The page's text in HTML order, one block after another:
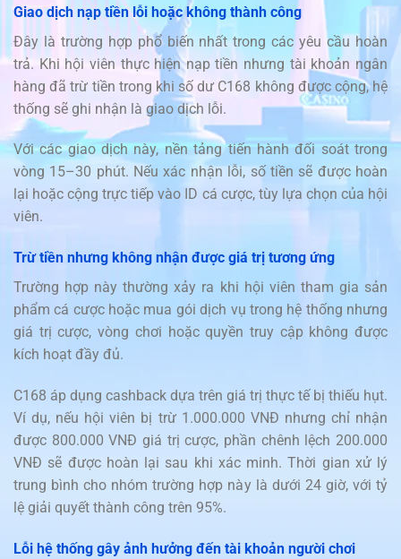
Giao dịch nạp tiền lỗi hoặc không thành công
Đây là trường hợp phổ biến nhất trong các yêu cầu hoàn
trả. Khi hội viên thực hiện nạp tiền nhưng tài khoản ngân
hàng đã trừ tiền trong khi số dư C168 không được cộng, hệ
thống sẽ ghi nhận là giao dịch lỗi.
Với các giao dịch này, nền tảng tiến hành đối soát trong
vòng 15–30 phút. Nếu xác nhận lỗi, số tiền sẽ được hoàn
lại hoặc cộng trực tiếp vào ID cá cược, tùy lựa chọn của hội
viên.
Trừ tiền nhưng không nhận được giá trị tương ứng
Trường hợp này thường xảy ra khi hội viên tham gia sản
phẩm cá cược hoặc mua gói dịch vụ trong hệ thống nhưng
giá trị cược, vòng chơi hoặc quyền truy cập không được
kích hoạt đầy đủ.
C168 áp dụng cashback dựa trên giá trị thực tế bị thiếu hụt.
Ví dụ, nếu hội viên bị trừ 1.000.000 VNĐ nhưng chỉ nhận
được 800.000 VNĐ giá trị cược, phần chênh lệch 200.000
VNĐ sẽ được hoàn lại sau khi xác minh. Thời gian xử lý
trung bình cho nhóm trường hợp này là dưới 24 giờ, với tỷ
lệ giải quyết thành công trên 95%.
Lỗi hệ thống gây ảnh hưởng đến tài khoản người chơi